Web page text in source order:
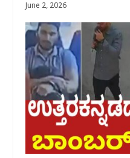
June 2, 2026